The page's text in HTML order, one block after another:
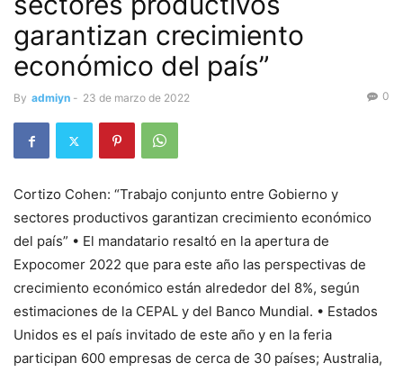
garantizan crecimiento
económico del país”
By admiyn - 23 de marzo de 2022 0
Cortizo Cohen: “Trabajo conjunto entre Gobierno y
sectores productivos garantizan crecimiento económico
del país” • El mandatario resaltó en la apertura de
Expocomer 2022 que para este año las perspectivas de
crecimiento económico están alrededor del 8%, según
estimaciones de la CEPAL y del Banco Mundial. • Estados
Unidos es el país invitado de este año y en la feria
participan 600 empresas de cerca de 30 países; Australia,